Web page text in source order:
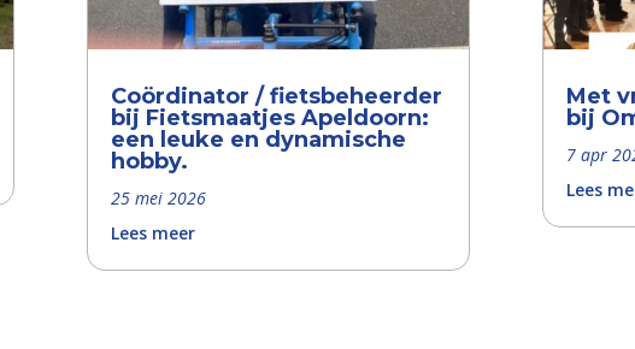
Coördinator / fietsbeheerder
bij Fietsmaatjes Apeldoorn:
een leuke en dynamische
hobby.
25 mei 2026
Lees meer
Met
bij
7 apr
Lees